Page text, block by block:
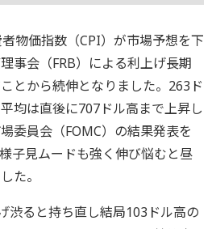
物価指数（CPI）が市場予想を下
事会（FRB）による利上げ長期
とから続伸となりました。263ド
均は直後に707ドル高まで上昇し
委員会（FOMC）の結果発表を
子見ムードも強く伸び悩むと昼
た。
渋ると持ち直し結局103ドル高の